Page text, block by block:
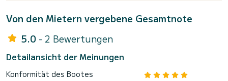
Von den Mietern vergebene Gesamtnote
5.0 - 2 Bewertungen
Detailansicht der Meinungen
Konformität des Bootes